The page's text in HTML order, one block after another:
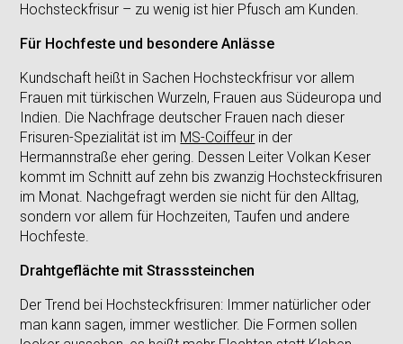
Hochsteckfrisur – zu wenig ist hier Pfusch am Kunden.
Für Hochfeste und besondere Anlässe
Kundschaft heißt in Sachen Hochsteckfrisur vor allem
Frauen mit türkischen Wurzeln, Frauen aus Südeuropa und
Indien. Die Nachfrage deutscher Frauen nach dieser
Frisuren-Spezialität ist im MS-Coiffeur in der
Hermannstraße eher gering. Dessen Leiter Volkan Keser
kommt im Schnitt auf zehn bis zwanzig Hochsteckfrisuren
im Monat. Nachgefragt werden sie nicht für den Alltag,
sondern vor allem für Hochzeiten, Taufen und andere
Hochfeste.
Drahtgeflächte mit Strasssteinchen
Der Trend bei Hochsteckfrisuren: Immer natürlicher oder
man kann sagen, immer westlicher. Die Formen sollen